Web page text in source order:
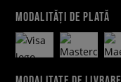
MODALITĂȚI DE PLATĂ